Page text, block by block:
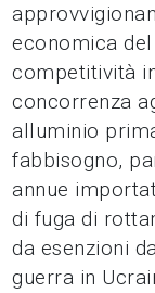
economica
competitività
concorrenza
alluminio
fabbisogno,
annue
di fuga di
da esenzioni
guerra in